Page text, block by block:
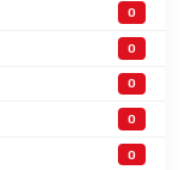
0
0
0
0
0